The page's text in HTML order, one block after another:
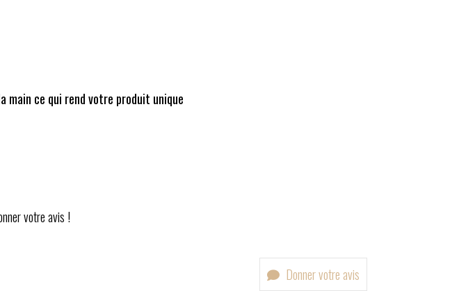
main ce qui rend votre produit unique
votre avis !
Donner votre avis